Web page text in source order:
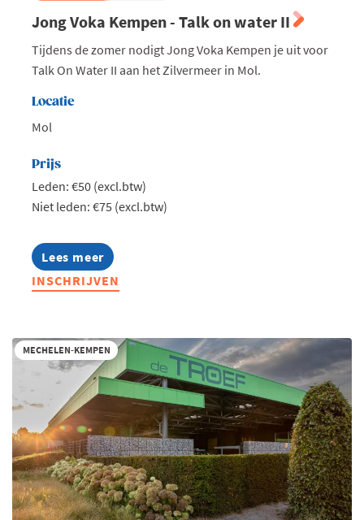
Jong Voka Kempen - Talk on water II
Tijdens de zomer nodigt Jong Voka Kempen je uit voor
Talk On Water II aan het Zilvermeer in Mol.
Locatie
Mol
Prijs
Leden: €50 (excl.btw)
Niet leden: €75 (excl.btw)
Lees meer
about
Jong
Voka
on
water
INSCHRIJVEN
MECHELEN-KEMPEN